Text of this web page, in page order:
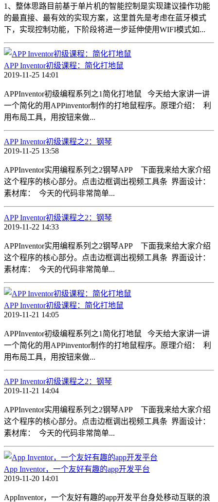
1、整体思路目前基于单片机的智能控制是实现建议操作功能
的最直接、最有效的实现方案，这里首先是考虑在蓝牙模式
下，实现控制功能，下阶段将进一步延伸使用WIFI模式如...
APP Inventor初级课程：简化打地鼠
2019-11-25 14:01
APPInventor初级编程系列之1简化打地鼠 今天给大家讲一讲
一个简化的用APPinventor制作的打地鼠程序。原理介绍： 利
用布局工具，用按钮来做...
APP Inventor初级课程之2：钢琴
2019-11-25 13:58
APPInventor实用编程系列之2钢琴APP 下面我来给大家介绍
这个程序的核心部分。点击边框调出视频工具条 界面设计：
素材库： 今天的代码非常简单...
APP Inventor初级课程之2：钢琴
2019-11-22 14:33
APPInventor实用编程系列之2钢琴APP 下面我来给大家介绍
这个程序的核心部分。点击边框调出视频工具条 界面设计：
素材库： 今天的代码非常简单...
APP Inventor初级课程：简化打地鼠
2019-11-21 14:05
APPInventor初级编程系列之1简化打地鼠 今天给大家讲一讲
一个简化的用APPinventor制作的打地鼠程序。原理介绍： 利
用布局工具，用按钮来做...
APP Inventor初级课程之2：钢琴
2019-11-21 14:04
APPInventor实用编程系列之2钢琴APP 下面我来给大家介绍
这个程序的核心部分。点击边框调出视频工具条 界面设计：
素材库： 今天的代码非常简单...
App Inventor，一个友好有趣的app开发平台
2019-11-20 14:01
AppInventor，一个友好有趣的app开发平台身处移动互联的浪